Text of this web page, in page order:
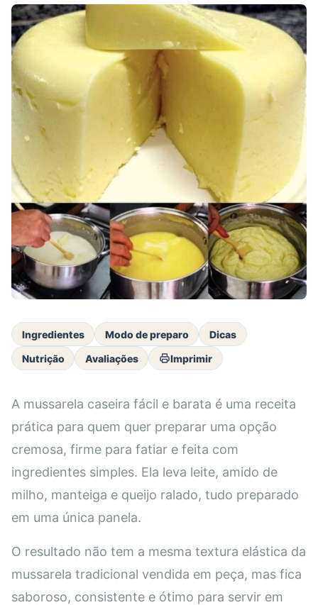
Ingredientes Modo de preparo
Dicas
Nutrição
Avaliações Imprimir
A mussarela caseira fácil e barata é uma receita
prática para quem quer preparar uma opção
cremosa, firme para fatiar e feita com
ingredientes simples. Ela leva leite, amido de
milho, manteiga e queijo ralado, tudo preparado
em uma única panela.
O resultado não tem a mesma textura elástica da
mussarela tradicional vendida em peça, mas fica
saboroso, consistente e ótimo para servir em